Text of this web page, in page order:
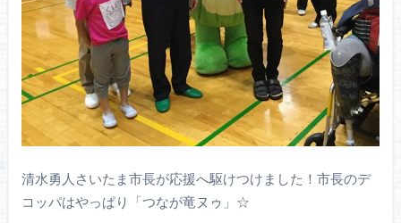
清水勇人さいたま市長が応援へ駆けつけました！市長のデ
コッパはやっぱり「つなが竜ヌゥ」☆